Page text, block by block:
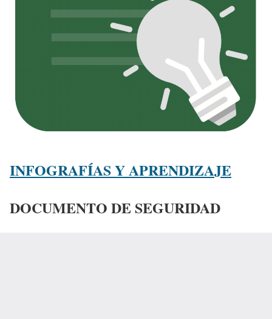
INFOGRAFÍAS Y APRENDIZAJE
DOCUMENTO DE SEGURIDAD